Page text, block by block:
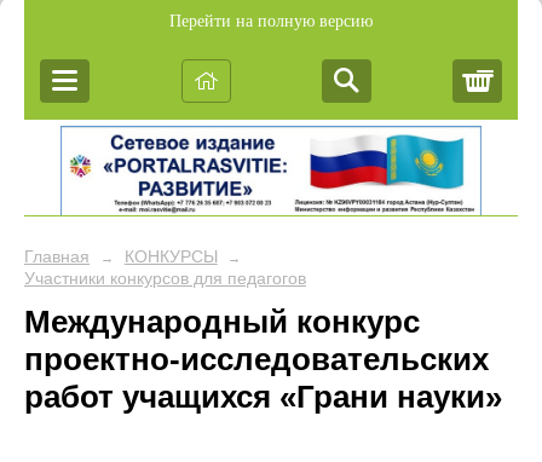
Перейти на полную версию
Главная → КОНКУРСЫ →
Участники конкурсов для педагогов
Международный конкурс
проектно-исследовательских
работ учащихся «Грани науки»